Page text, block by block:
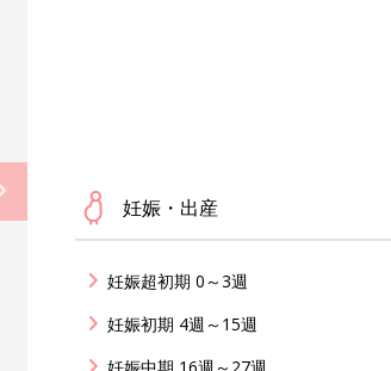
妊娠・出産
妊娠超初期 0～3週
妊娠初期 4週～15週